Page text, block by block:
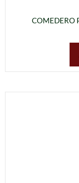
COMEDERO